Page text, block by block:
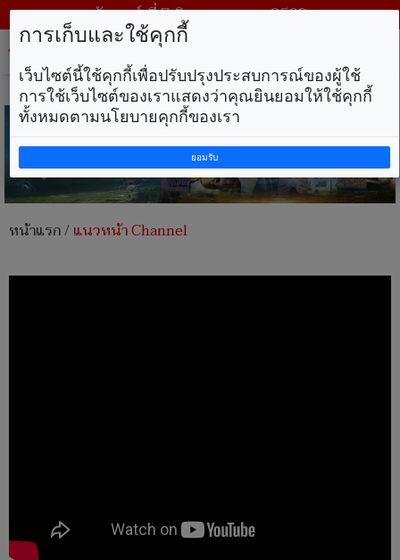
วันศุกร์ ที่ 7 สิงหาคม พ.ศ. 2569
หน้าแรก/แนวหน้า Channel
การเก็บและใช้คุกกี้
เว็บไซต์นี้ใช้คุกกี้เพื่อปรับปรุงประสบการณ์ของผู้ใช้
การใช้เว็บไซต์ของเราแสดงว่าคุณยินยอมให้ใช้คุกกี้
ทั้งหมดตามนโยบายคุกกี้ของเรา
ยอมรับ